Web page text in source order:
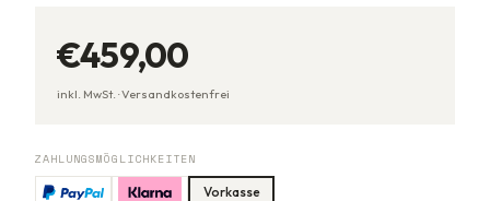
€459,00
inkl. MwSt. ·Versandkostenfrei
ZAHLUNGSMÖGLICHKEITEN
Vorkasse